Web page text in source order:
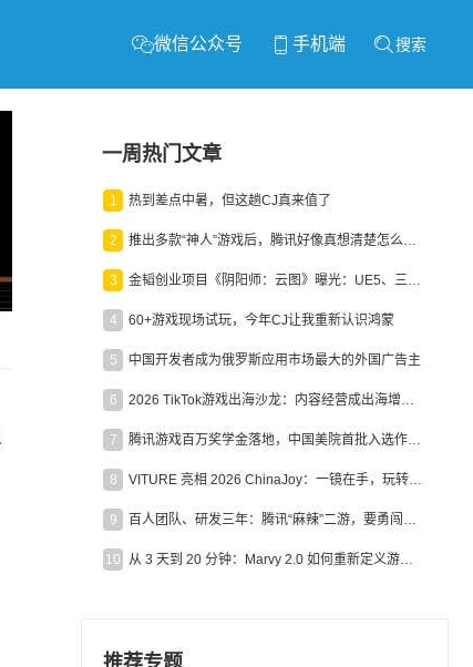
微信公众号 手机端 搜索
一周热门文章
1 热到差点中暑，但这趟CJ真来值了
2 推出多款“神人”游戏后，腾讯好像真想清楚怎么做二次元了
3 金韬创业项目《阴阳师：云图》曝光：UE5、三端互通、ARPG
4 60+游戏现场试玩，今年CJ让我重新认识鸿蒙
5 中国开发者成为俄罗斯应用市场最大的外国广告主
6 2026 TikTok游戏出海沙龙：内容经营成出海增长新引擎
7 腾讯游戏百万奖学金落地，中国美院首批入选作品获业内关注
8 VITURE 亮相 2026 ChinaJoy：一镜在手，玩转全场！
9 百人团队、研发三年：腾讯“麻辣”二游，要勇闯男性恋爱市场
10 从 3 天到 20 分钟：Marvy 2.0 如何重新定义游戏出海营销效率？
推荐专题